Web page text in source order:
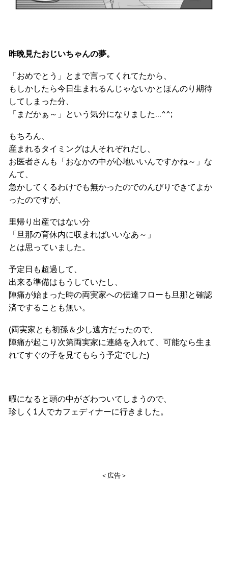
昨晩見たおじいちゃんの夢。
「おめでとう」とまで言ってくれてたから、
もしかしたら今日生まれるんじゃないかとほんのり期待
してしまった分、
「まだかぁ～」という気分になりました…^^;
もちろん、
産まれるタイミングは人それぞれだし、
お医者さんも「おなかの中が心地いいんですかね～」な
んて、
急かしてくるわけでも無かったのでのんびりできてよか
ったのですが、
里帰り出産ではない分
「旦那の育休内に収まればいいなあ～」
とは思っていました。
予定日も超過して、
出来る準備はもうしていたし、
陣痛が始まった時の両実家への伝達フローも旦那と確認
済ですることも無い。
(両実家とも初孫＆少し遠方だったので、
陣痛が起こり次第両実家に連絡を入れて、可能なら生ま
れてすぐの子を見てもらう予定でした)
暇になると頭の中がざわついてしまうので、
珍しく1人でカフェディナーに行きました。
＜広告＞